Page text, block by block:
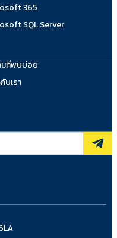
365
SQL Server
มที่พบบ่อย
บเรา